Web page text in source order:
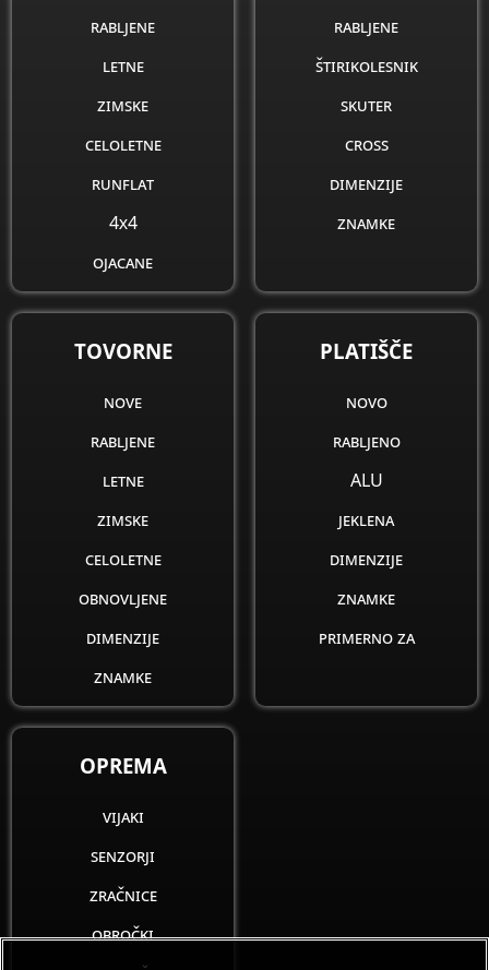
rabljene
letne
zimske
celoletne
runflat
4x4
ojacane
obnovljene
dimenzije
rabljene
štirikolesnik
skuter
cross
dimenzije
znamke
TOVORNE
nove
rabljene
letne
zimske
celoletne
obnovljene
dimenzije
znamke
PLATIŠČE
novo
rabljeno
ALU
jeklena
dimenzije
znamke
primerno za
OPREMA
vijaki
senzorji
zračnice
obročki